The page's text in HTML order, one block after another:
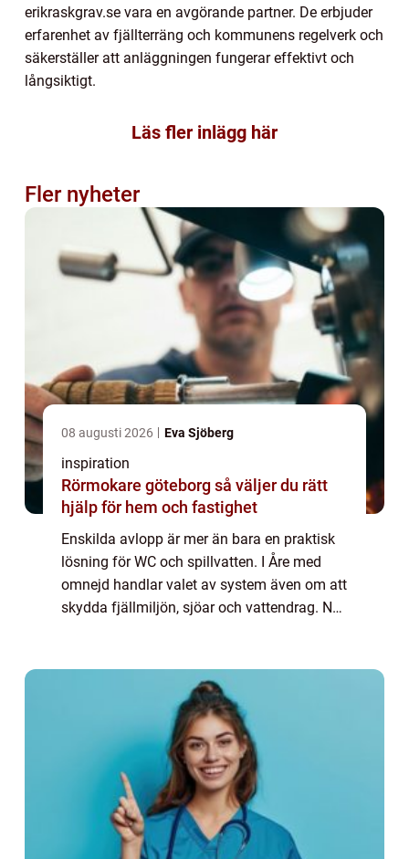
erikraskgrav.se vara en avgörande partner. De erbjuder
erfarenhet av fjällterräng och kommunens regelverk och
säkerställer att anläggningen fungerar effektivt och
långsiktigt.
Läs fler inlägg här
Fler nyheter
08 augusti 2026 Eva Sjöberg
inspiration
Rörmokare göteborg så väljer du rätt
hjälp för hem och fastighet
Enskilda avlopp är mer än bara en praktisk
lösning för WC och spillvatten. I Åre med
omnejd handlar valet av system även om att
skydda fjällmiljön, sjöar och vattendrag. När